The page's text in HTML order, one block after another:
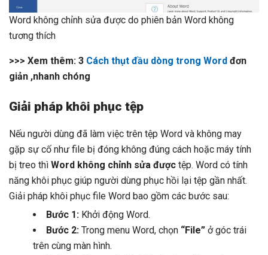
Word không chỉnh sửa được do phiên bản Word không
tương thích
>>> Xem thêm: 3 Cách thụt đầu dòng trong Word đơn
giản ,nhanh chóng
Giải pháp khôi phục tệp
Nếu người dùng đã làm việc trên tệp Word và không may
gặp sự cố như file bị đóng không đúng cách hoặc máy tính
bị treo thì Word không chỉnh sửa được tệp. Word có tính
năng khôi phục giúp người dùng phục hồi lại tệp gần nhất.
Giải pháp khôi phục file Word bao gồm các bước sau:
Bước 1: Khởi động Word.
Bước 2: Trong menu Word, chọn “File” ở góc trái
trên cùng màn hình.